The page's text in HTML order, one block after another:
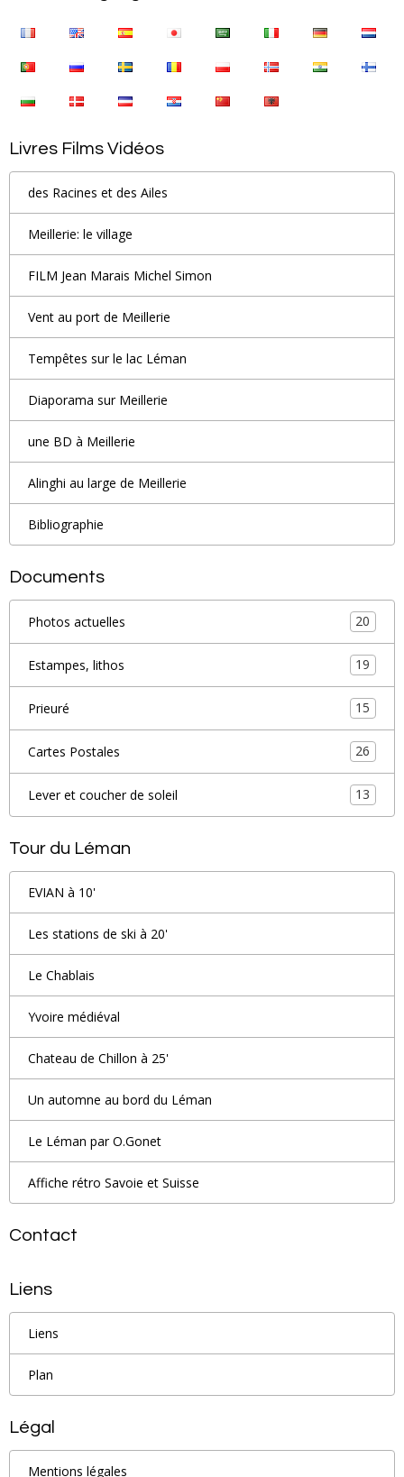
Livres Films Vidéos
des Racines et des Ailes
Meillerie: le village
FILM Jean Marais Michel Simon
Vent au port de Meillerie
Tempêtes sur le lac Léman
Diaporama sur Meillerie
une BD à Meillerie
Alinghi au large de Meillerie
Bibliographie
Documents
Photos actuelles 20
Estampes, lithos 19
Prieuré 15
Cartes Postales 26
Lever et coucher de soleil 13
Tour du Léman
EVIAN à 10'
Les stations de ski à 20'
Le Chablais
Yvoire médiéval
Chateau de Chillon à 25'
Un automne au bord du Léman
Le Léman par O.Gonet
Affiche rétro Savoie et Suisse
Contact
Liens
Liens
Plan
Légal
Mentions légales